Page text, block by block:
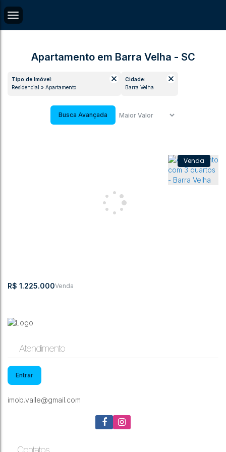
Apartamento em Barra Velha - SC
Tipo de Imóvel:
Residencial » Apartamento
Cidade:
Barra Velha
Busca Avançada
R$ 1.225.000
Barra Velha,Santa Catarina
Atendimento
Entrar
imob.valle@gmail.com